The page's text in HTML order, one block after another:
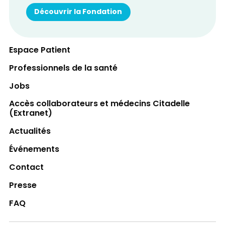
Découvrir la Fondation
Espace Patient
Professionnels de la santé
Jobs
Accès collaborateurs et médecins Citadelle
(Extranet)
Actualités
Événements
Contact
Presse
FAQ